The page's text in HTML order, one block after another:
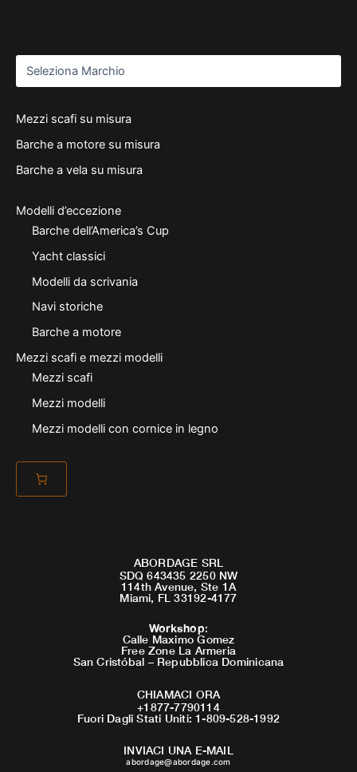
Mezzi scafi su misura
Barche a motore su misura
Barche a vela su misura
Modelli d’eccezione
Barche dell’America’s Cup
Yacht classici
Modelli da scrivania
Navi storiche
Barche a motore
Mezzi scafi e mezzi modelli
Mezzi scafi
Mezzi modelli
Mezzi modelli con cornice in legno
ABORDAGE SRL
SDQ 643435 2250 NW
114th Avenue, Ste 1A
Miami, FL 33192-4177
Workshop:
Calle Maximo Gomez
Free Zone La Armeria
San Cristóbal – Repubblica Dominicana
CHIAMACI ORA
+1877-7790114
Fuori Dagli Stati Uniti: 1-809-528-1992
INVIACI UNA E-MAIL
abordage@abordage.com